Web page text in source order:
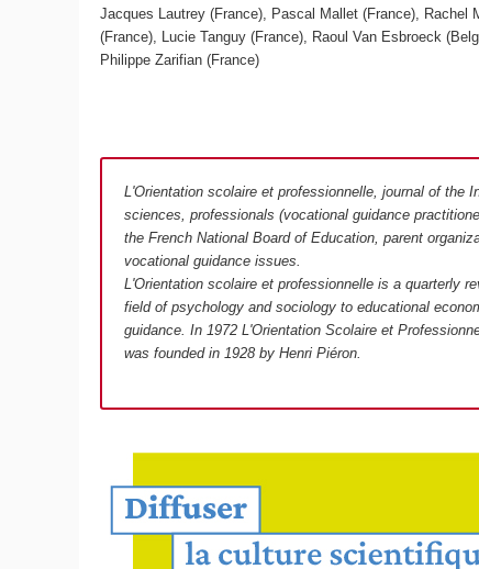
Jacques Lautrey (France), Pascal Mallet (France),
(France), Lucie Tanguy (France), Raoul Van Esbroeck
Philippe Zarifian (France)
L'Orientation scolaire et professionnelle, journal of the
sciences, professionals (vocational guidance
the French National Board of Education, parent
vocational guidance issues.
L'Orientation scolaire et professionnelle is a quarterly
field of psychology and sociology to educational
guidance. In 1972 L'Orientation Scolaire et
was founded in 1928 by Henri Piéron.